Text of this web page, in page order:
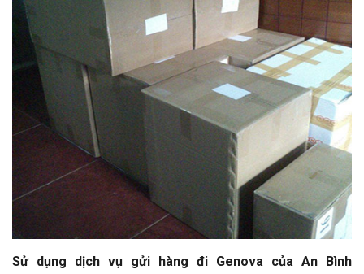
Sử dụng dịch vụ gửi hàng đi Genova của An Bình